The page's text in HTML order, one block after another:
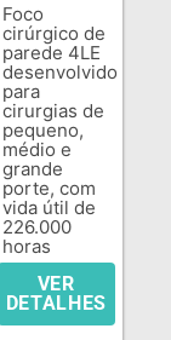
Foco
cirúrgico de
parede 4LE
desenvolvido
para
cirurgias de
pequeno,
médio e
grande
porte, com
vida útil de
226.000
horas
VER
DETALHES